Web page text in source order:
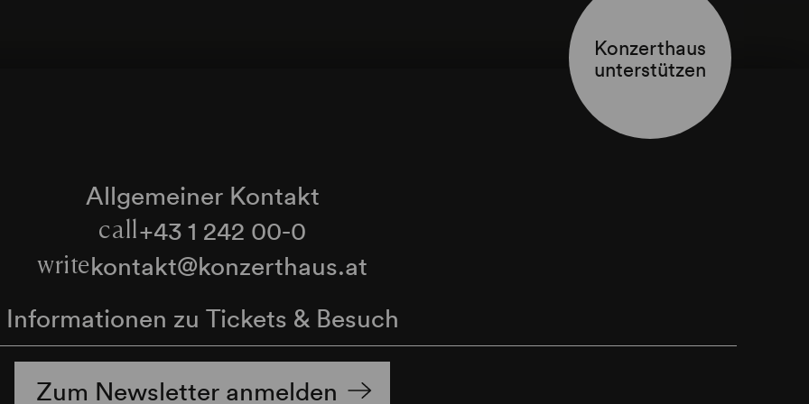
Konzerthaus
unterstützen
Allgemeiner Kontakt
call+43 1 242 00-0
writekontakt@konzerthaus.at
Informationen zu Tickets & Besuch
Zum Newsletter anmelden